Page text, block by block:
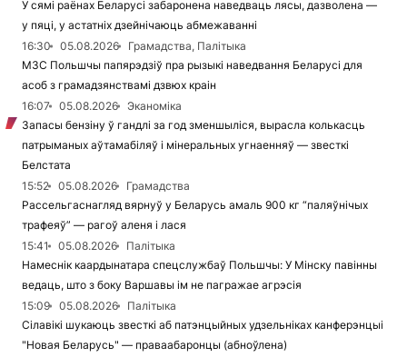
У сямі раёнах Беларусі забаронена наведваць лясы, дазволена —
у пяці, у астатніх дзейнічаюць абмежаванні
16:30
05.08.2026
Грамадства, Палітыка
МЗС Польшчы папярэдзіў пра рызыкі наведвання Беларусі для
асоб з грамадзянствамі дзвюх краін
16:07
05.08.2026
Эканоміка
Запасы бензіну ў гандлі за год зменшыліся, вырасла колькасць
патрыманых аўтамабіляў і мінеральных угнаенняў — звесткі
Белстата
15:52
05.08.2026
Грамадства
Рассельгаснагляд вярнуў у Беларусь амаль 900 кг “паляўнічых
трафеяў” — рагоў аленя і лася
15:41
05.08.2026
Палітыка
Намеснік каардынатара спецслужбаў Польшчы: У Мінску павінны
ведаць, што з боку Варшавы ім не пагражае агрэсія
15:09
05.08.2026
Палітыка
Сілавікі шукаюць звесткі аб патэнцыйных удзельніках канферэнцыі
"Новая Беларусь" — праваабаронцы (абноўлена)